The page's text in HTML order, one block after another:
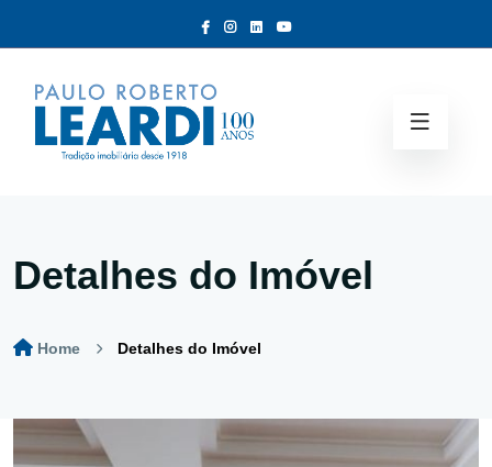
Detalhes do Imóvel
Home Detalhes do Imóvel